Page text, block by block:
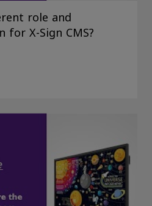
role and
X-Sign CMS?